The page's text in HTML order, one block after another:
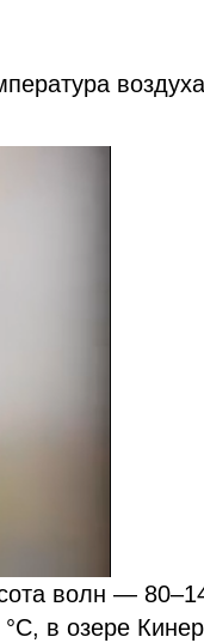
воздуха
волн —
в озере